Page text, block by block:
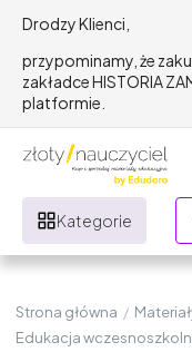
Drodzy Klienci,
przypominamy, że
zakładce HISTORIA
platformie.
Kategorie
Strona główna /
Edukacja